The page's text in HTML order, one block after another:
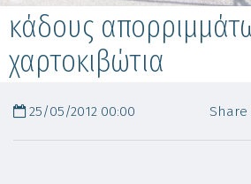
κάδους
χαρτοκιβώτια
25/05/2012 00:00 Share